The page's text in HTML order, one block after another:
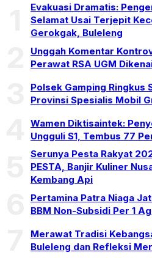
Evakuasi Dramatis:
Selamat Usai Terjepit
Gerokgak, Buleleng
Unggah Komentar
Perawat RSA UGM
Polsek Gamping Ringkus
Provinsi Spesialis Mobil
Wamen Diktisaintek:
Ungguli S1, Tembus 77
Serunya Pesta Rakyat
PESTA, Banjir Kuliner
Kembang Api
Pertamina Patra Niaga
BBM Non-Subsidi Per 1
Merawat Tradisi
Buleleng dan Refleksi